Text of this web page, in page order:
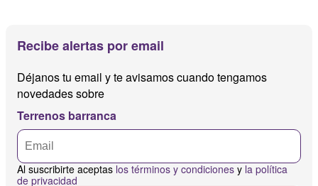
Recibe alertas por email
Déjanos tu email y te avisamos cuando tengamos
novedades sobre
Terrenos barranca
Al suscribirte aceptas los términos y condiciones y la política
de privacidad